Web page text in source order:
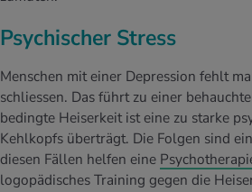
Psychischer Stress
Menschen mit einer Depression fehlt
schliessen. Das führt zu einer
bedingte Heiserkeit ist eine zu starke
Kehlkopfs überträgt. Die Folgen sind
diesen Fällen helfen eine
logopädisches Training gegen die